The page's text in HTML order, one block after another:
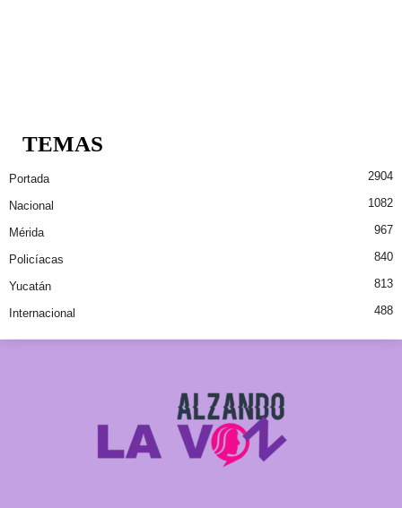
TEMAS
Portada 2904
Nacional 1082
Mérida 967
Policíacas 840
Yucatán 813
Internacional 488